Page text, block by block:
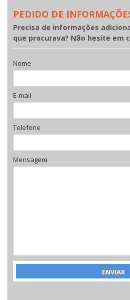
PEDIDO DE
Precisa de informações
que procurava? Não hesite em
Nome
E-mail
Telefone
Mensagem